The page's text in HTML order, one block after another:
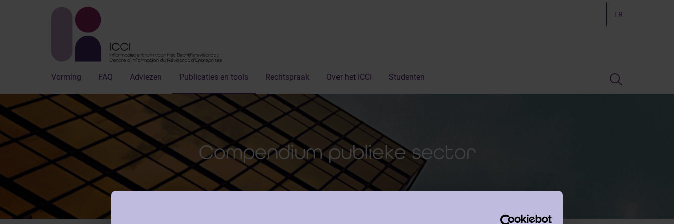
FR
Vorming FAQ Adviezen Publicaties en tools Rechtspraak Over het ICCI Studenten
Compendium publieke sector